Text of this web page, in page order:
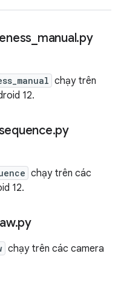
manual.py
chạy trên
12.
.py
chạy trên các
12.
.py
chạy trên các camera